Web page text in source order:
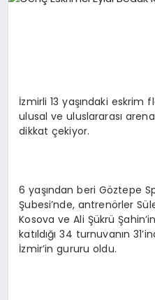
İzmirli 13 yaşındaki eskrim
ulusal ve uluslararası
dikkat çekiyor.
6 yaşından beri Göztepe
Şubesi’nde, antrenörler
Kosova ve Ali Şükrü
katıldığı 34 turnuvanın
İzmir’in gururu oldu.